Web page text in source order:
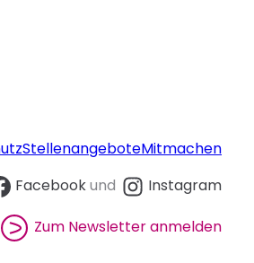
StellenangeboteMitmachen
Facebookund
Instagram
Zum Newsletter anmelden